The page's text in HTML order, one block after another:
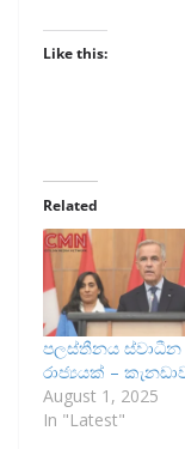
Like this:
Related
පලස්තීනය ස්වාධීන
රාජ්‍යයක් –
August 1, 2025
In "Latest"